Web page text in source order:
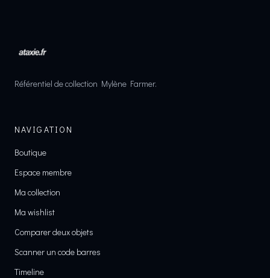
Référentiel de collection Mylène Farmer.
NAVIGATION
Boutique
Espace membre
Ma collection
Ma wishlist
Comparer deux objets
Scanner un code barres
Timeline